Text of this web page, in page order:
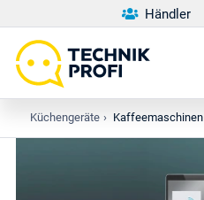
Händler
Küchengeräte › Kaffeemaschinen